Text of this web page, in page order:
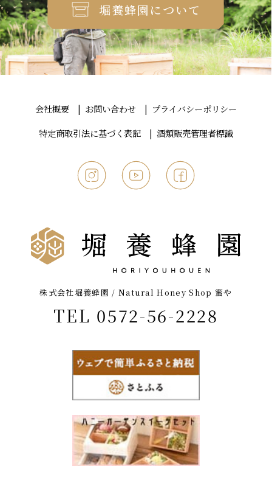
堀養蜂園について
会社概要 お問い合わせ
プライバシーポリシー
特定商取引法に基づく表記
酒類販売管理者標識
株式会社堀養蜂園 / Natural Honey Shop 蜜や
TEL 0572-56-2228